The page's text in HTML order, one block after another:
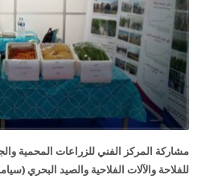
مشاركة المركز الفني للزراعات المحمية